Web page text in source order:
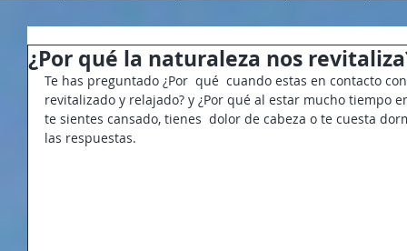
¿Por qué la naturaleza nos
Te has preguntado ¿Por  qué  cuando estas en contacto
revitalizado y relajado? y ¿Por qué al estar mucho tiempo
te sientes cansado, tienes  dolor de cabeza o te cuesta
las respuestas.